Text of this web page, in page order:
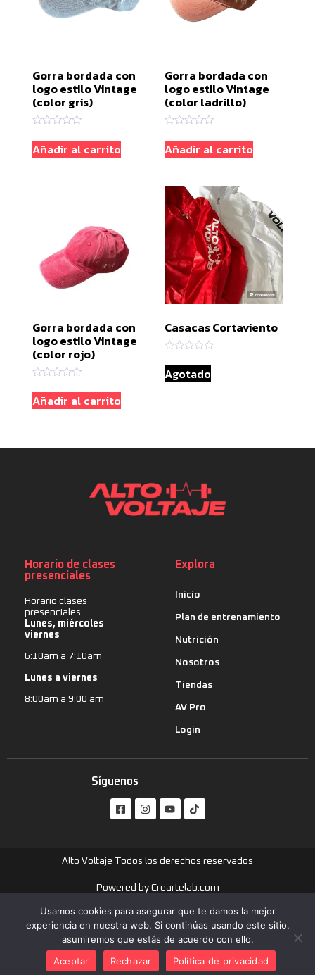
Gorra bordada con
logo estilo Vintage
(color gris)
con
0
de
Añadir al carrito
Gorra bordada con
logo estilo Vintage
(color ladrillo)
con
0
de
Añadir al carrito
Gorra bordada con
logo estilo Vintage
(color rojo)
con
0
Añadir al carrito
Casacas Cortaviento
con
0
Agotado
Horario de clases
presenciales
Horario clases
presenciales
Lunes, miércoles
viernes
6:10am a 7:10am
Lunes a viernes
8:00am a 9:00 am
Explora
Inicio
Plan de entrenamiento
Nutrición
Nosotros
Tiendas
AV Pro
Login
Síguenos
Alto Voltaje Todos los derechos reservados
Powered by Creartelab.com
Aviso legal
Política de Privacidad
Política de Cookies
Usamos cookies para asegurar que te damos la mejor
experiencia en nuestra web. Si continúas usando este sitio,
asumiremos que estás de acuerdo con ello.
Aceptar
Rechazar Política de privacidad